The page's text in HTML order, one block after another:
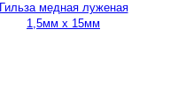
Гильза медная луженая
1,5мм х 15мм